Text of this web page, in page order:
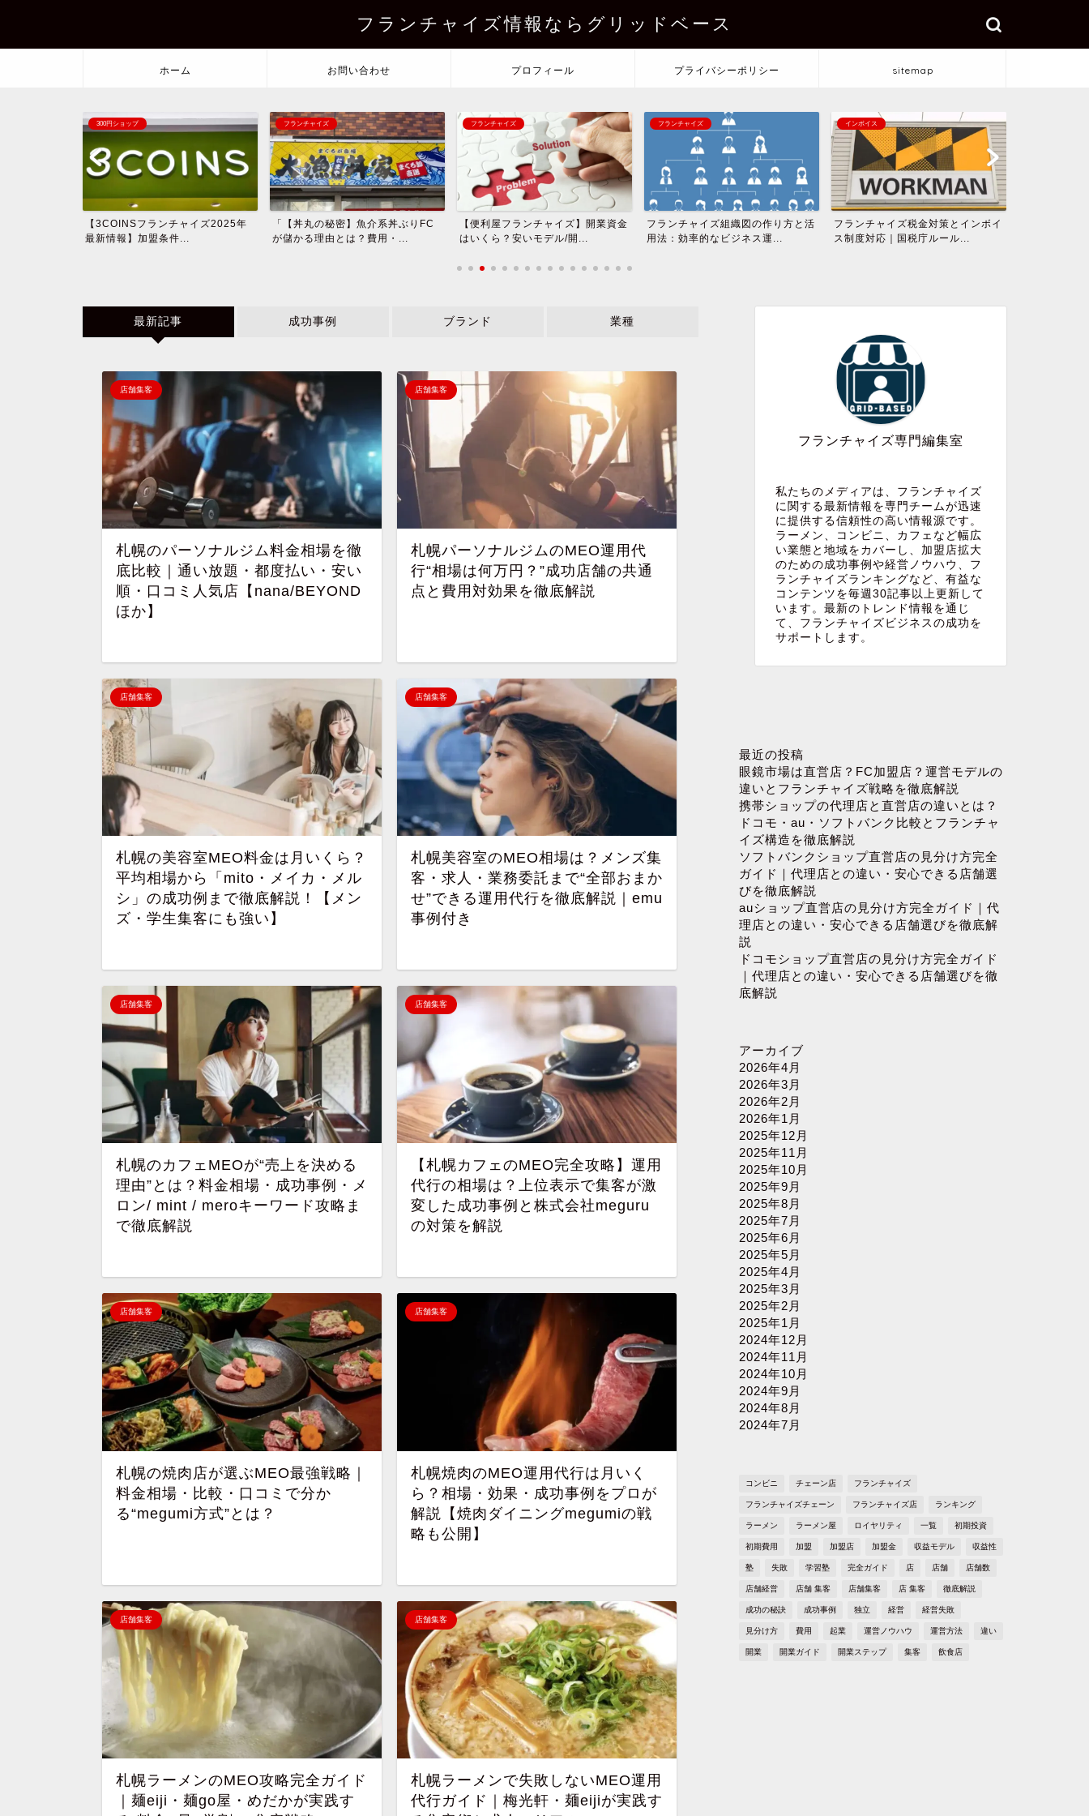
フランチャイズ情報ならグリッドベース
ホーム お問い合わせ プロフィール プライバシーポリシー sitemap
300円ショップ
【3COINSフランチャイズ2025年
最新情報】加盟条件...
フランチャイズ
「【丼丸の秘密】魚介系丼ぶりFC
が儲かる理由とは？費用・...
フランチャイズ
【便利屋フランチャイズ】開業資金
はいくら？安いモデル/開...
フランチャイズ
フランチャイズ組織図の作り方と活
用法：効率的なビジネス運...
インボイス
フランチャイズ税金対策とインボイ
ス制度対応｜国税庁ルール...
最新記事 成功事例 ブランド 業種
店舗集客
札幌のパーソナルジム料金相場を徹
底比較｜通い放題・都度払い・安い
順・口コミ人気店【nana/BEYOND
ほか】
店舗集客
札幌パーソナルジムのMEO運用代
行“相場は何万円？”成功店舗の共通
点と費用対効果を徹底解説
店舗集客
札幌の美容室MEO料金は月いくら？
平均相場から「mito・メイカ・メル
シ」の成功例まで徹底解説！【メン
ズ・学生集客にも強い】
店舗集客
札幌美容室のMEO相場は？メンズ集
客・求人・業務委託まで“全部おまか
せ”できる運用代行を徹底解説｜emu
事例付き
店舗集客
札幌のカフェMEOが“売上を決める
理由”とは？料金相場・成功事例・メ
ロン/ mint / meroキーワード攻略ま
で徹底解説
店舗集客
【札幌カフェのMEO完全攻略】運用
代行の相場は？上位表示で集客が激
変した成功事例と株式会社meguru
の対策を解説
店舗集客
札幌の焼肉店が選ぶMEO最強戦略｜
料金相場・比較・口コミで分か
る“megumi方式”とは？
店舗集客
札幌焼肉のMEO運用代行は月いく
ら？相場・効果・成功事例をプロが
解説【焼肉ダイニングmegumiの戦
略も公開】
店舗集客
札幌ラーメンのMEO攻略完全ガイド
｜麺eiji・麺go屋・めだかが実践す
店舗集客
札幌ラーメンで失敗しないMEO運用
代行ガイド｜梅光軒・麺eijiが実践す
「ビッグサイトのフランチャイズシ
ョー攻略法！出展企業情報からセミ
ナーまで徹底チェック」
フランチャイズショー 来場者数の全
貌：2024年のトレンドと成功事例
フランチャイズ
フランチャイズショー福岡2024年完
全ガイド：開催日程から見どころま
で
フランチャイズ
フランチャイズショー大阪2024：見
逃せない最新ビジネスチャンスを徹
底解説！
フランチャイズ専門編集室
私たちのメディアは、フランチャイズ
に関する最新情報を専門チームが迅速
に提供する信頼性の高い情報源です。
ラーメン、コンビニ、カフェなど幅広
い業態と地域をカバーし、加盟店拡大
のための成功事例や経営ノウハウ、フ
ランチャイズランキングなど、有益な
コンテンツを毎週30記事以上更新して
います。最新のトレンド情報を通じ
て、フランチャイズビジネスの成功を
サポートします。
最近の投稿
眼鏡市場は直営店？FC加盟店？運営モデルの
違いとフランチャイズ戦略を徹底解説
携帯ショップの代理店と直営店の違いとは？
ドコモ・au・ソフトバンク比較とフランチャ
イズ構造を徹底解説
ソフトバンクショップ直営店の見分け方完全
ガイド｜代理店との違い・安心できる店舗選
びを徹底解説
auショップ直営店の見分け方完全ガイド｜代
理店との違い・安心できる店舗選びを徹底解
説
ドコモショップ直営店の見分け方完全ガイド
｜代理店との違い・安心できる店舗選びを徹
底解説
アーカイブ
2026年4月
2026年3月
2026年2月
2026年1月
2025年12月
2025年11月
2025年10月
2025年9月
2025年8月
2025年7月
2025年6月
2025年5月
2025年4月
2025年3月
2025年2月
2025年1月
2024年12月
2024年11月
2024年10月
2024年9月
2024年8月
2024年7月
コンビニ チェーン店 フランチャイズ
フランチャイズチェーン フランチャイズ店 ランキング
ラーメン ラーメン屋 ロイヤリティ 一覧 初期投資
初期費用 加盟 加盟店 加盟金 収益モデル 収益性
塾 失敗 学習塾 完全ガイド 店 店舗 店舗数
店舗経営 店舗 集客 店舗集客 店 集客 徹底解説
成功の秘訣 成功事例 独立 経営 経営失敗
見分け方 費用 起業 運営ノウハウ 運営方法 違い
開業 開業ガイド 開業ステップ 集客 飲食店